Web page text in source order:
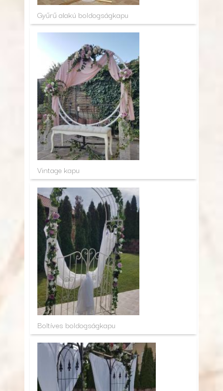
Gyűrű alakú boldogságkapu
Vintage kapu
Boltíves boldogságkapu